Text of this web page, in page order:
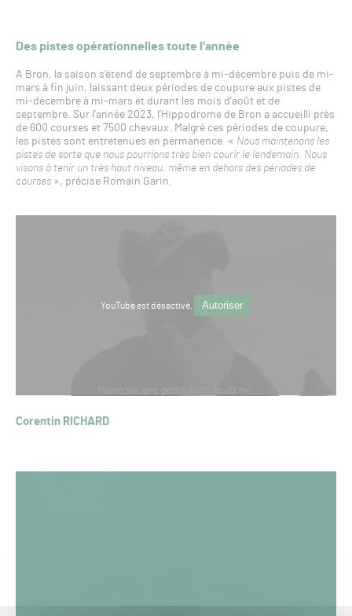
Des pistes opérationnelles toute l’année
A Bron, la saison s’étend de septembre à mi-décembre puis de mi-
mars à fin juin, laissant deux périodes de coupure aux pistes de
mi-décembre à mi-mars et durant les mois d’août et de
septembre. Sur l’année 2023, l’Hippodrome de Bron a accueilli près
de 600 courses et 7500 chevaux. Malgré ces périodes de coupure,
les pistes sont entretenues en permanence. « Nous maintenons les
pistes de sorte que nous pourrions très bien courir le lendemain. Nous
visons à tenir un très haut niveau, même en dehors des périodes de
courses», précise Romain Garin.
YouTube est désactivé. Autoriser
Corentin RICHARD